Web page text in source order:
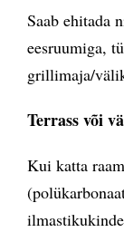
Saab ehitada
eesruumiga,
grillimaja/
Terrass või
Kui katta